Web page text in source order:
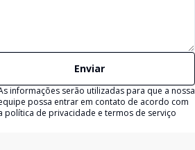
Enviar
informações serão utilizadas para que a nossa
possa entrar em contato de acordo com
política de privacidade e termos de serviço